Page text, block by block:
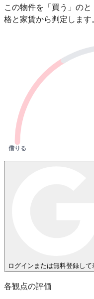
この物件を「買う」の
格と家賃から判定します。
借りる
ログインまたは無料登録して
各観点の評価